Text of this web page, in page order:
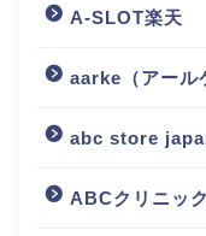
A-SLOT楽天
aarke（アール
abc store
ABCクリニッ